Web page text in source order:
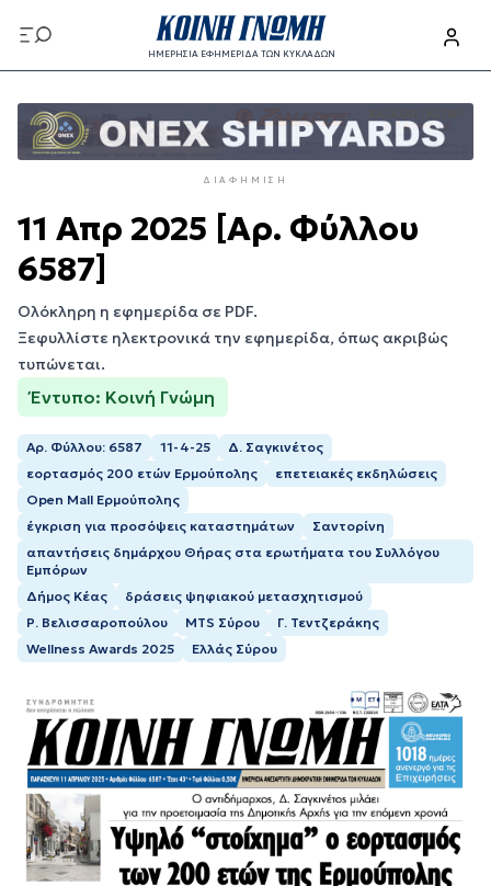
προς
το
περιεχόμενο
ΗΜΕΡΗΣΙΑ ΕΦΗΜΕΡΙΔΑ ΤΩΝ ΚΥΚΛΑΔΩΝ
προς
κυρίως
ΔΙΑΦΉΜΙΣΗ
11 Απρ 2025 [Αρ. Φύλλου
6587]
Ολόκληρη η εφημερίδα σε PDF.
Ξεφυλλίστε ηλεκτρονικά την εφημερίδα, όπως ακριβώς
τυπώνεται.
Έντυπο: Κοινή Γνώμη
Αρ. Φύλλου: 6587 11-4-25
Δ. Σαγκινέτος
εορτασμός 200 ετών Ερμούπολης
επετειακές εκδηλώσεις
Open Mall Ερμούπολης
έγκριση για προσόψεις καταστημάτων
Σαντορίνη
απαντήσεις δημάρχου Θήρας στα ερωτήματα του Συλλόγου
Εμπόρων
Δήμος Κέας
δράσεις ψηφιακού μετασχητισμού
Ρ. Βελισσαροπούλου
ΜΤS Σύρου
Γ. Τεντζεράκης
Wellness Awards 2025
Ελλάς Σύρου